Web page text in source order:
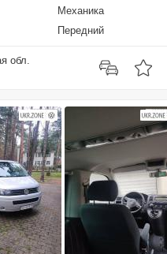
Механика
Передний
обл.